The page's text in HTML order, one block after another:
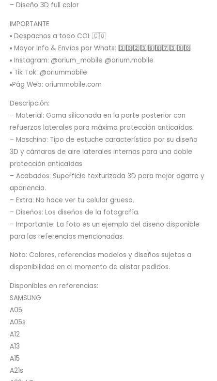
– Diseño 3D full color
IMPORTANTE
▪️ Despachos a todo COL 🇨🇴
▪️ Mayor Info & Envíos por Whats: 3️⃣0️⃣2️⃣3️⃣6️⃣6️⃣7️⃣3️⃣9️⃣0️⃣
▪️ Instagram: @orium_mobile @orium.mobile
▪️ Tik Tok: @oriummobile
▪️Pág Web: oriummobile.com
Descripción:
– Material: Goma siliconada en la parte posterior con
refuerzos laterales para máxima protección anticaídas.
– Moschino: Tipo de estuche característico por su diseño
3D y cámaras de aire laterales internas para una doble
protección anticaídas
– Acabados: Superficie texturizada 3D para mejor agarre y
apariencia.
– Extra: No hace ver tu celular grueso.
– Diseños: Los diseños de la fotografía.
– Importante: La foto es un ejemplo del diseño disponible
para las referencias mencionadas.
Nota: Colores, referencias modelos y diseños sujetos a
disponibilidad en el momento de alistar pedidos.
Disponibles en referencias:
SAMSUNG
A05
A05s
A12
A13
A15
A21s